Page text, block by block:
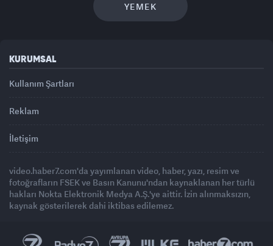
YEMEK
KURUMSAL
Kullanım Şartları
Reklam
İletişim
video.haber7.com'da yayımlanan video, haber, yazı, resim ve
fotoğrafların FSEK ve Basın Kanunu'ndan kaynaklanan her türlü
hakları Nokta Elektronik Medya A.Ş.'ye aittir. İzin alınmaksızın,
kaynak gösterilerek dahi iktibas edilemez.